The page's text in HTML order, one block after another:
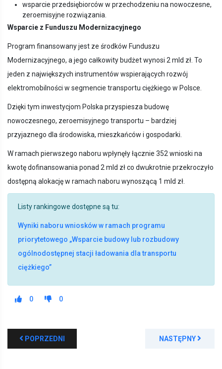
wsparcie przedsiębiorców w przechodzeniu na nowoczesne,
zeroemisyjne rozwiązania.
Wsparcie z Funduszu Modernizacyjnego
Program finansowany jest ze środków Funduszu
Modernizacyjnego, a jego całkowity budżet wynosi 2 mld zł. To
jeden z największych instrumentów wspierających rozwój
elektromobilności w segmencie transportu ciężkiego w Polsce.
Dzięki tym inwestycjom Polska przyspiesza budowę
nowoczesnego, zeroemisyjnego transportu – bardziej
przyjaznego dla środowiska, mieszkańców i gospodarki.
W ramach pierwszego naboru wpłynęły łącznie 352 wnioski na
kwotę dofinansowania ponad 2 mld zł co dwukrotnie przekroczyło
dostępną alokację w ramach naboru wynoszącą 1 mld zł.
Listy rankingowe dostępne są tu:
Wyniki naboru wniosków w ramach programu
priorytetowego „Wsparcie budowy lub rozbudowy
ogólnodostępnej stacji ładowania dla transportu
ciężkiego”
0 0
POPRZEDNI NASTĘPNY